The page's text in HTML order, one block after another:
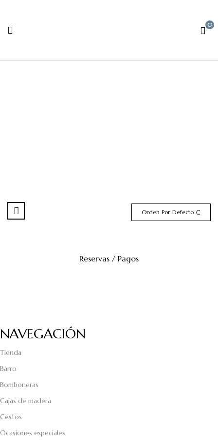
0
Orden Por Defecto
Reservas / Pagos
NAVEGACIÓN
Tienda
Barro
Bomboneras
Cajas de madera
Cestos
Ocasiones especiales